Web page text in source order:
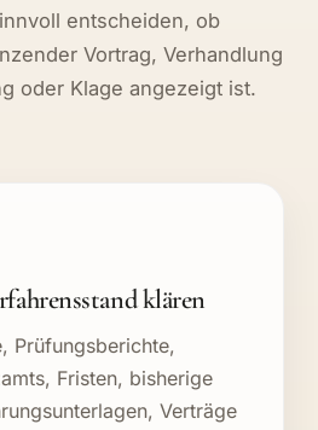
entscheiden, ob
Vortrag, Verhandlung
oder Klage angezeigt ist.
klären
Prüfungsberichte,
Fristen, bisherige
Verträge